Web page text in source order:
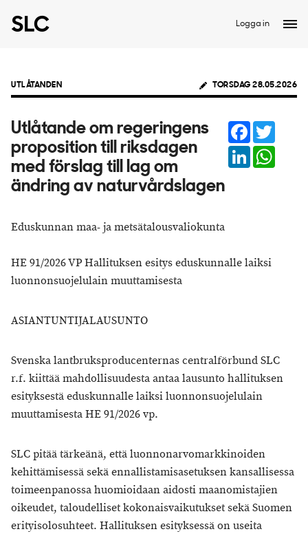
Logga in
UTLÅTANDEN TORSDAG 28.05.2026
Utlåtande om regeringens
proposition till riksdagen
med förslag till lag om
ändring av naturvårdslagen
Facebook
LinkedIn
Eduskunnan maa- ja metsätalousvaliokunta
HE 91/2026 VP Hallituksen esitys eduskunnalle laiksi
luonnonsuojelulain muuttamisesta
ASIANTUNTIJALAUSUNTO
Svenska lantbruksproducenternas centralförbund SLC
r.f. kiittää mahdollisuudesta antaa lausunto hallituksen
esityksestä eduskunnalle laiksi luonnonsuojelulain
muuttamisesta HE 91/2026 vp.
SLC pitää tärkeänä, että luonnonarvomarkkinoiden
kehittämisessä sekä ennallistamisasetuksen kansallisessa
toimeenpanossa huomioidaan aidosti maanomistajien
oikeudet, taloudelliset kokonaisvaikutukset sekä Suomen
erityisolosuhteet. Hallituksen esityksessä on useita